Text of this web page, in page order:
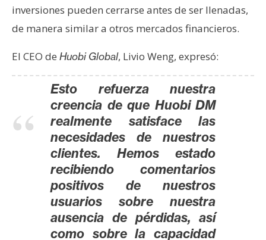
n
t
c
inversiones pueden cerrarse antes de ser llenadas,
de manera similar a otros mercados financieros.
El CEO de Huobi Global, Livio Weng, expresó:
Esto refuerza nuestra
creencia de que Huobi DM
realmente satisface las
necesidades de nuestros
clientes. Hemos estado
recibiendo comentarios
positivos de nuestros
usuarios sobre nuestra
ausencia de pérdidas, así
como sobre la capacidad